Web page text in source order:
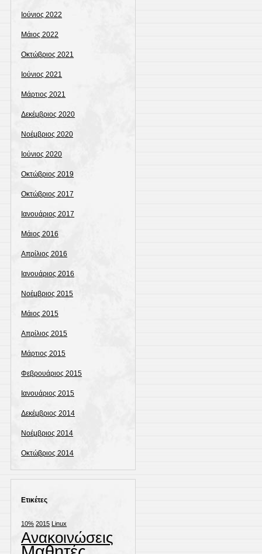
Ιούνιος 2022
Μάιος 2022
Οκτώβριος 2021
Ιούνιος 2021
Μάρτιος 2021
Δεκέμβριος 2020
Νοέμβριος 2020
Ιούνιος 2020
Οκτώβριος 2019
Οκτώβριος 2017
Ιανουάριος 2017
Μάιος 2016
Απρίλιος 2016
Ιανουάριος 2016
Νοέμβριος 2015
Μάιος 2015
Απρίλιος 2015
Μάρτιος 2015
Φεβρουάριος 2015
Ιανουάριος 2015
Δεκέμβριος 2014
Νοέμβριος 2014
Οκτώβριος 2014
Ετικέτες
10% 2015 Linux
Ανακοινώσεις